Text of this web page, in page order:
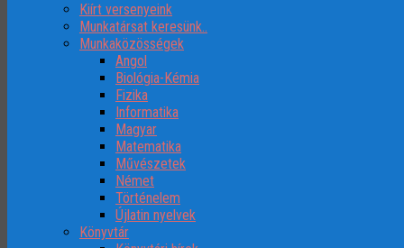
Kiírt versenyeink
Munkatársat keresünk..
Munkaközösségek
Angol
Biológia-Kémia
Fizika
Informatika
Magyar
Matematika
Művészetek
Német
Történelem
Újlatin nyelvek
Könyvtár